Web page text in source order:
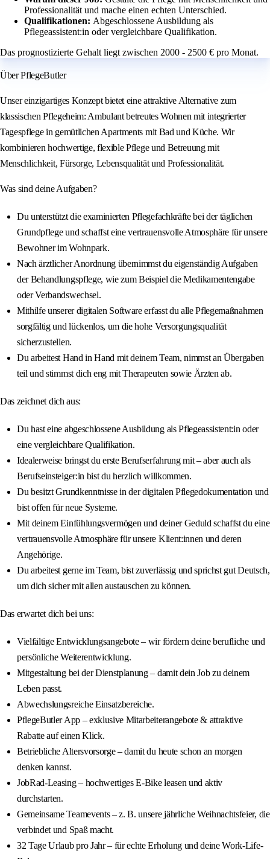
Professionalität und mache einen echten Unterschied.
Qualifikationen: Abgeschlossene Ausbildung als
Pflegeassistent:in oder vergleichbare Qualifikation.
Das prognostizierte Gehalt liegt zwischen 2000 - 2500 € pro Monat.
Über PflegeButler
Unser einzigartiges Konzept bietet eine attraktive Alternative zum
klassischen Pflegeheim: Ambulant betreutes Wohnen mit integrierter
Tagespflege in gemütlichen Apartments mit Bad und Küche. Wir
kombinieren hochwertige, flexible Pflege und Betreuung mit
Menschlichkeit, Fürsorge, Lebensqualität und Professionalität.
Was sind deine Aufgaben?
Du unterstützt die examinierten Pflegefachkräfte bei der täglichen
Grundpflege und schaffst eine vertrauensvolle Atmosphäre für unsere
Bewohner im Wohnpark.
Nach ärztlicher Anordnung übernimmst du eigenständig Aufgaben
der Behandlungspflege, wie zum Beispiel die Medikamentengabe
oder Verbandswechsel.
Mithilfe unserer digitalen Software erfasst du alle Pflegemaßnahmen
sorgfältig und lückenlos, um die hohe Versorgungsqualität
sicherzustellen.
Du arbeitest Hand in Hand mit deinem Team, nimmst an Übergaben
teil und stimmst dich eng mit Therapeuten sowie Ärzten ab.
Das zeichnet dich aus:
Du hast eine abgeschlossene Ausbildung als Pflegeassistent:in oder
eine vergleichbare Qualifikation.
Idealerweise bringst du erste Berufserfahrung mit – aber auch als
Berufseinsteiger:in bist du herzlich willkommen.
Du besitzt Grundkenntnisse in der digitalen Pflegedokumentation und
bist offen für neue Systeme.
Mit deinem Einfühlungsvermögen und deiner Geduld schaffst du eine
vertrauensvolle Atmosphäre für unsere Klient:innen und deren
Angehörige.
Du arbeitest gerne im Team, bist zuverlässig und sprichst gut Deutsch,
um dich sicher mit allen austauschen zu können.
Das erwartet dich bei uns:
Vielfältige Entwicklungsangebote – wir fördern deine berufliche und
persönliche Weiterentwicklung.
Mitgestaltung bei der Dienstplanung – damit dein Job zu deinem
Leben passt.
Abwechslungsreiche Einsatzbereiche.
PflegeButler App – exklusive Mitarbeiterangebote & attraktive
Rabatte auf einen Klick.
Betriebliche Altersvorsorge – damit du heute schon an morgen
denken kannst.
JobRad-Leasing – hochwertiges E-Bike leasen und aktiv
durchstarten.
Gemeinsame Teamevents – z. B. unsere jährliche Weihnachtsfeier, die
verbindet und Spaß macht.
32 Tage Urlaub pro Jahr – für echte Erholung und deine Work-Life-